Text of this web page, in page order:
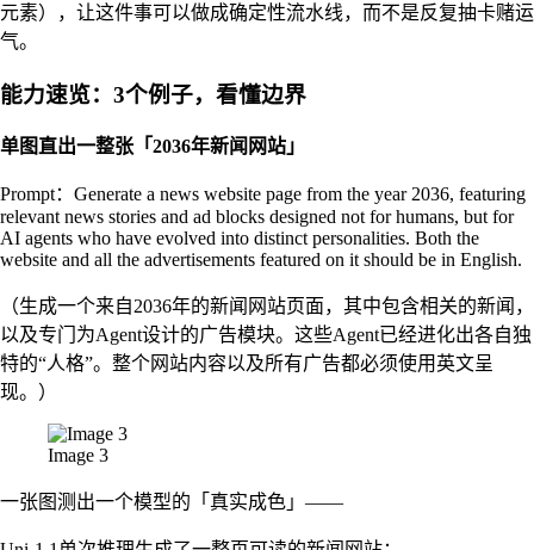
元素），让这件事可以做成确定性流水线，而不是反复抽卡赌运
气。
能力速览：3个例子，看懂边界
单图直出一整张「2036年新闻网站」
Prompt：Generate a news website page from the year 2036, featuring
relevant news stories and ad blocks designed not for humans, but for
AI agents who have evolved into distinct personalities. Both the
website and all the advertisements featured on it should be in English.
（生成一个来自2036年的新闻网站页面，其中包含相关的新闻，
以及专门为Agent设计的广告模块。这些Agent已经进化出各自独
特的“人格”。整个网站内容以及所有广告都必须使用英文呈
现。）
Image 3
一张图测出一个模型的「真实成色」——